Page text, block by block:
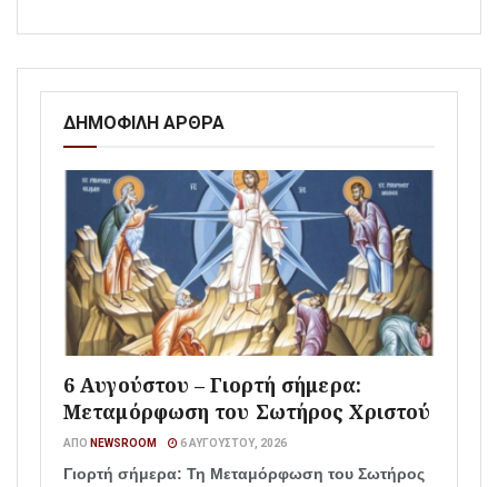
ΔΗΜΟΦΙΛΗ ΑΡΘΡΑ
6 Αυγούστου – Γιορτή σήμερα:
Μεταμόρφωση του Σωτήρος Χριστού
ΑΠΌ NEWSROOM 6 ΑΥΓΟΎΣΤΟΥ, 2026
Γιορτή σήμερα: Τη Μεταμόρφωση του Σωτήρος